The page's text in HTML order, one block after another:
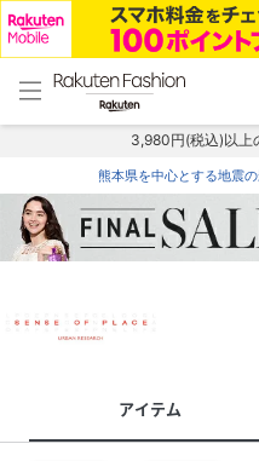
menu home
トップ
3,980円(税込)以上
熊本県を中心とする地震
アイテム